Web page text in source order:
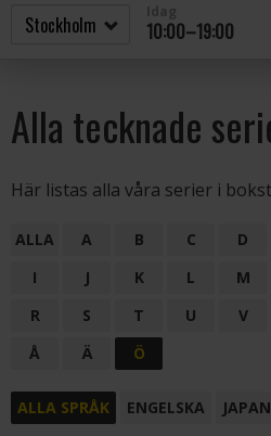
10:00–19:00
Alla tecknade
Här listas alla våra serier i
ALLA A B C D
I
J K L M
R
S T U V
Å
Ä Ö
ALLA SPRÅK ENGELSKA